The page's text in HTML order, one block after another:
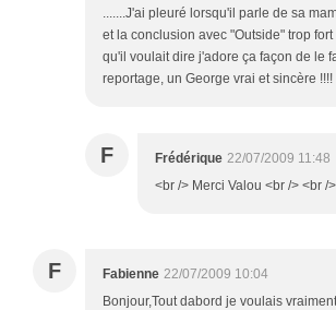
.......J'ai pleuré lorsqu'il parle de sa
et la conclusion avec "Outside" trop
qu'il voulait dire j'adore ça façon de le
reportage, un George vrai et sincère !!!!
F Frédérique 22/07/2009 11:48
<br /> Merci Valou <br /> <br /
F Fabienne 22/07/2009 10:04
Bonjour,Tout dabord je voulais